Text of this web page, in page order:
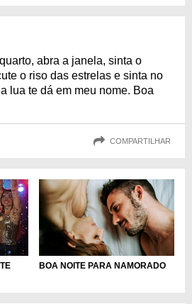
abra a janela, sinta o
o riso das estrelas e sinta no
lua te dá em meu nome. Boa
COMPARTILHAR
BOA NOITE PARA NAMORADO